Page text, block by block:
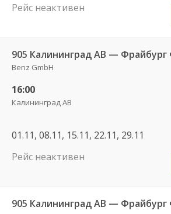
Рейс неактивен
905 Калининград АВ —
Benz GmbH
16:00
Калининград АВ
01.11, 08.11, 15.11, 22.11, 29.11
Рейс неактивен
905 Калининград АВ —